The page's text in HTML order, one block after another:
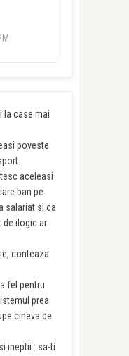
la case mai
poveste
aceleasi
ban pe
salariat si ca
de ilogic ar
conteaza
fel pentru
prea
cineva de
ineptii : sa-ti